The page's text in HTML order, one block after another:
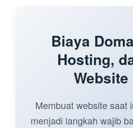
Biaya
Hosting,
Website
Membuat website saat
menjadi langkah wajib